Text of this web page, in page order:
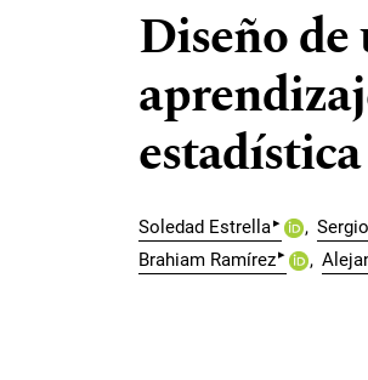
Diseño
Soledad Estrella▸
Brahiam Ramírez▸